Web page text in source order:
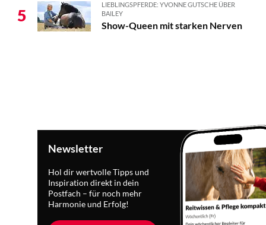
5
LIEBLINGSPFERDE: YVONNE GUTSCHE ÜBER
BAILEY
Show-Queen mit starken Nerven
Newsletter
Hol dir wertvolle Tipps und
Inspiration direkt in dein
Postfach – für noch mehr
Harmonie und Erfolg!